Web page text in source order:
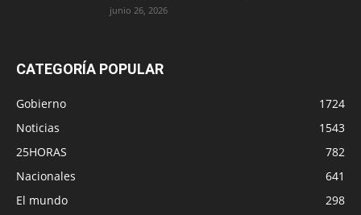
junio 26, 2026
CATEGORÍA POPULAR
Gobierno
1724
Noticias
1543
25HORAS
782
Nacionales
641
El mundo
298